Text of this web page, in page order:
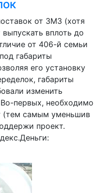
от ЗМЗ (хотя
вплоть до
от 406-й семьи
габариты
его установку
габариты
изменить
первых, необходимо
(тем самым уменьшив
проект.